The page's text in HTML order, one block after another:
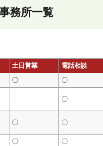
務所一覧
土日営業
電話相談
〇 〇
〇
〇 〇
〇 〇